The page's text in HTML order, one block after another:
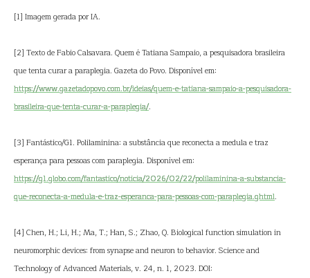
[1] Imagem gerada por IA.
[2] Texto de Fabio Calsavara. Quem é Tatiana Sampaio, a pesquisadora brasileira
que tenta curar a paraplegia. Gazeta do Povo. Disponível em:
https://www.gazetadopovo.com.br/ideias/quem-e-tatiana-sampaio-a-pesquisadora-
brasileira-que-tenta-curar-a-paraplegia/.
[3] Fantástico/G1. Polilaminina: a substância que reconecta a medula e traz
esperança para pessoas com paraplegia. Disponível em:
https://g1.globo.com/fantastico/noticia/2026/02/22/polilaminina-a-substancia-
que-reconecta-a-medula-e-traz-esperanca-para-pessoas-com-paraplegia.ghtml.
[4] Chen, H.; Li, H.; Ma, T.; Han, S.; Zhao, Q. Biological function simulation in
neuromorphic devices: from synapse and neuron to behavior. Science and
Technology of Advanced Materials, v. 24, n. 1, 2023. DOI: